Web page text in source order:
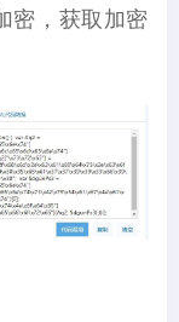
密，获取加密